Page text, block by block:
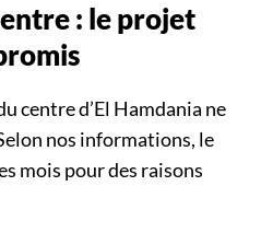
: le projet
centre d’El Hamdania ne
nos informations, le
mois pour des raisons